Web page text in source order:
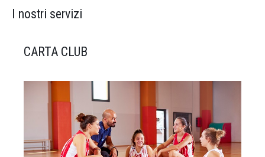
I nostri servizi
CARTA CLUB